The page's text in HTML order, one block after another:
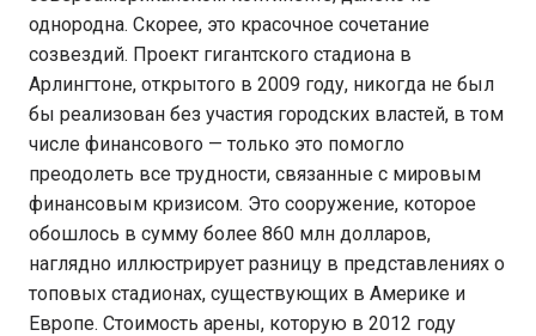
однородна. Скорее, это красочное сочетание
созвездий. Проект гигантского стадиона в
Арлингтоне, открытого в 2009 году, никогда не был
бы реализован без участия городских властей, в том
числе финансового — только это помогло
преодолеть все трудности, связанные с мировым
финансовым кризисом. Это сооружение, которое
обошлось в сумму более 860 млн долларов,
наглядно иллюстрирует разницу в представлениях о
топовых стадионах, существующих в Америке и
Европе. Стоимость арены, которую в 2012 году